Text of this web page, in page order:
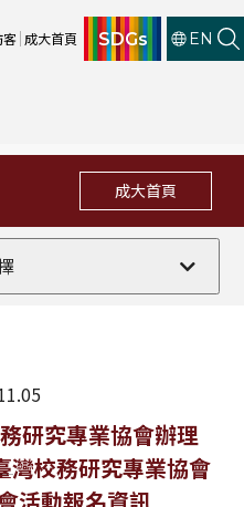
客 成大首頁 SDGs EN
成大首頁
訂
項
研究專業協會辦理
灣校務研究專業協會